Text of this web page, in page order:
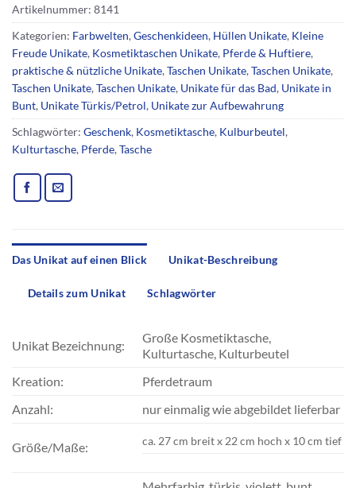
Artikelnummer: 8141
Kategorien: Farbwelten,Geschenkideen, Hüllen Unikate, Kleine
Freude Unikate, Kosmetiktaschen Unikate, Pferde & Huftiere,
praktische & nützliche Unikate,Taschen Unikate,Taschen Unikate,
Taschen Unikate,Taschen Unikate, Unikate für das Bad, Unikate in
Bunt, Unikate Türkis/Petrol, Unikate zur Aufbewahrung
Schlagwörter: Geschenk, Kosmetiktasche, Kulburbeutel,
Kulturtasche, Pferde,Tasche
Das Unikat auf einen Blick Unikat-Beschreibung
Details zum Unikat Schlagwörter
Unikat Bezeichnung:
Große Kosmetiktasche,
Kulturtasche, Kulturbeutel
Kreation:
Pferdetraum
Anzahl:
nur einmalig wie abgebildet lieferbar
Größe/Maße: ca. 27 cm breit x 22 cm hoch x 10 cm tief